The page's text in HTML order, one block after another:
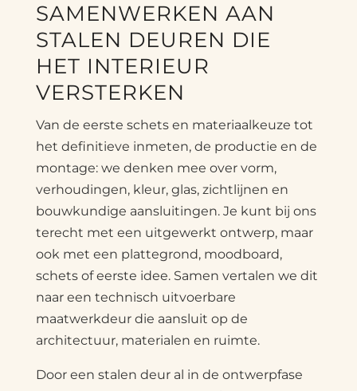
SAMENWERKEN AAN
STALEN DEUREN DIE
HET INTERIEUR
VERSTERKEN
Van de eerste schets en materiaalkeuze tot
het definitieve inmeten, de productie en de
montage: we denken mee over vorm,
verhoudingen, kleur, glas, zichtlijnen en
bouwkundige aansluitingen. Je kunt bij ons
terecht met een uitgewerkt ontwerp, maar
ook met een plattegrond, moodboard,
schets of eerste idee. Samen vertalen we dit
naar een technisch uitvoerbare
maatwerkdeur die aansluit op de
architectuur, materialen en ruimte.
Door een stalen deur al in de ontwerpfase